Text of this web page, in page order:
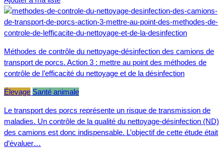
Méthodes de contrôle du nettoyage-désinfection des camions de
transport de porcs. Action 3 : mettre au point des méthodes de
contrôle de l’efficacité du nettoyage et de la désinfection
Élevage Santé animale
Le transport des porcs représente un risque de transmission de
maladies. Un contrôle de la qualité du nettoyage-désinfection (ND)
des camions est donc indispensable. L’objectif de cette étude était
d’évaluer…